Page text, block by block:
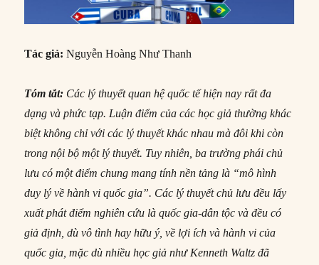
Tác giả: Nguyễn Hoàng Như Thanh
Tóm tắt: Các lý thuyết quan hệ quốc tế hiện nay rất đa
dạng và phức tạp. Luận điểm của các học giả thường khác
biệt không chỉ với các lý thuyết khác nhau mà đôi khi còn
trong nội bộ một lý thuyết. Tuy nhiên, ba trường phái chủ
lưu có một điểm chung mang tính nền tảng là “mô hình
duy lý về hành vi quốc gia”. Các lý thuyết chủ lưu đều lấy
xuất phát điểm nghiên cứu là quốc gia-dân tộc và đều có
giả định, dù vô tình hay hữu ý, về lợi ích và hành vi của
quốc gia, mặc dù nhiều học giả như Kenneth Waltz đã